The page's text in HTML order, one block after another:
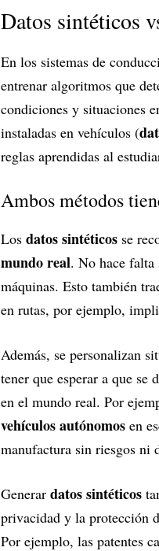
Datos sintéticos
En los sistemas de
entrenar algoritmos que
condiciones y situaciones
instaladas en vehículos (
reglas aprendidas al
Ambos métodos
Los datos sintéticos se
mundo real. No hace falta
máquinas. Esto también
en rutas, por ejemplo,
Además, se personalizan
tener que esperar a que se
en el mundo real. Por
vehículos autónomos en
manufactura sin riesgos ni
Generar datos sintéticos
privacidad y la protección
Por ejemplo, las patentes